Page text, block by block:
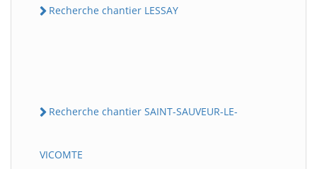
Recherche chantier LESSAY
Recherche chantier SAINT-SAUVEUR-LE-
VICOMTE